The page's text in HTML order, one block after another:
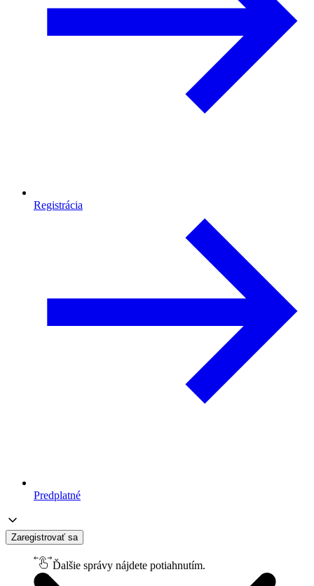
Registrácia
Predplatné
Zaregistrovať sa
Ďalšie správy nájdete potiahnutím.